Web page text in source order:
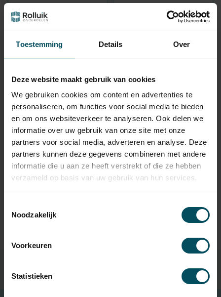
Toestemming Details Over
Deze website maakt gebruik van cookies
We gebruiken cookies om content en advertenties te
personaliseren, om functies voor social media te bieden
en om ons websiteverkeer te analyseren. Ook delen we
informatie over uw gebruik van onze site met onze
partners voor social media, adverteren en analyse. Deze
partners kunnen deze gegevens combineren met andere
informatie die u aan ze heeft verstrekt of die ze hebben
verzameld op basis van uw gebruik van hun services.
Noodzakelijk
Voorkeuren
Statistieken
6,95
Support de moteur
Easy-clip avec trous
sur 48/60 mm
En stock